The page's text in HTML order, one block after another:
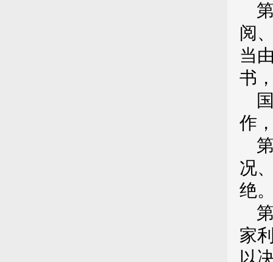
阅
当
书
作
况
绝
家
以